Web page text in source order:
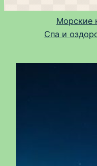
Морские
Спа и